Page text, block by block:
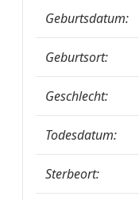
Geburtsdatum:
Geburtsort:
Geschlecht:
Todesdatum:
Sterbeort: